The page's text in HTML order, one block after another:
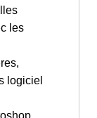
les
logiciel